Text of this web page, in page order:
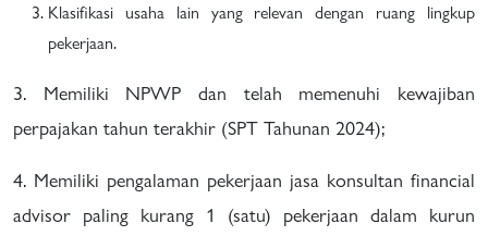
Klasifikasi usaha lain yang relevan dengan ruang lingkup
pekerjaan.
3. Memiliki NPWP dan telah memenuhi kewajiban
perpajakan tahun terakhir (SPT Tahunan 2024);
4. Memiliki pengalaman pekerjaan jasa konsultan financial
advisor paling kurang 1 (satu) pekerjaan dalam kurun